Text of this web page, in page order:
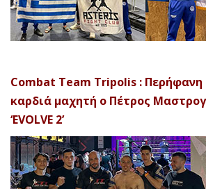
Combat Team Tripolis : Περήφανη
καρδιά μαχητή ο Πέτρος
‘EVOLVE 2’